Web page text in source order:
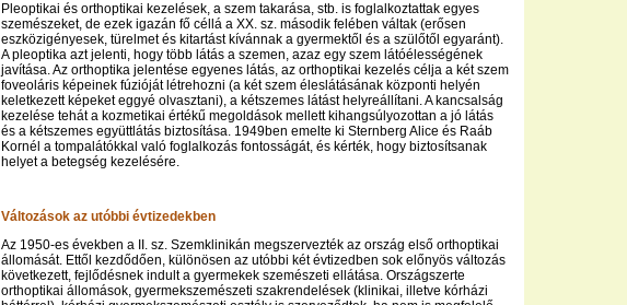
Pleoptikai és orthoptikai kezelések, a szem takarása, stb. is foglalkoztattak egyes
szemészeket, de ezek igazán fő céllá a XX. sz. második felében váltak (erősen
eszközigényesek, türelmet és kitartást kívánnak a gyermektől és a szülőtől egyaránt).
A pleoptika azt jelenti, hogy több látás a szemen, azaz egy szem látóélességének
javítása. Az orthoptika jelentése egyenes látás, az orthoptikai kezelés célja a két szem
foveoláris képeinek fúzióját létrehozni (a két szem éleslátásának központi helyén
keletkezett képeket eggyé olvasztani), a kétszemes látást helyreállítani. A kancsalság
kezelése tehát a kozmetikai értékű megoldások mellett kihangsúlyozottan a jó látás
és a kétszemes együttlátás biztosítása. 1949ben emelte ki Sternberg Alice és Raáb
Kornél a tompalátókkal való foglalkozás fontosságát, és kérték, hogy biztosítsanak
helyet a betegség kezelésére.
Változások az utóbbi évtizedekben
Az 1950-es években a II. sz. Szemklinikán megszervezték az ország első orthoptikai
állomását. Ettől kezdődően, különösen az utóbbi két évtizedben sok előnyös változás
következett, fejlődésnek indult a gyermekek szemészeti ellátása. Országszerte
orthoptikai állomások, gyermekszemészeti szakrendelések (klinikai, illetve kórházi